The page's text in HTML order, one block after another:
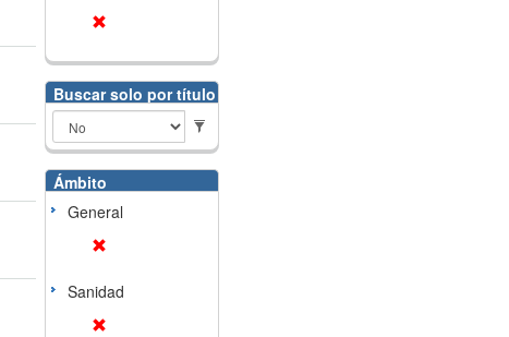
Buscar solo por título
Ámbito
General
Sanidad